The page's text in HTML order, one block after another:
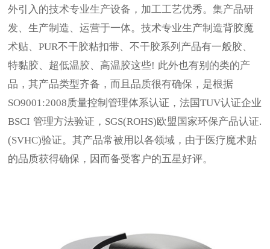
外引入的技术专业生产设备，加工工艺优秀。集产品研
发、生产制造、运营于一体。技术专业生产制造背胶魔
术贴、PUR不干胶粘扣带、不干胶系列产品有一般胶、
特黏胶、超低温胶、高温胶这些! 此外也有别的类的产
品，其产品类型齐备，而且品质很有确保，是根据
SO9001:2008质量控制管理体系认证，法国TUV认证企业
BSCI 管理方法验证， SGS(ROHS)欧盟国家环保产品认证.
(SVHC)验证。其产品常被用以各领域，由于医疗魔术贴
的品质获得确保，因而备受客户的五星好评。